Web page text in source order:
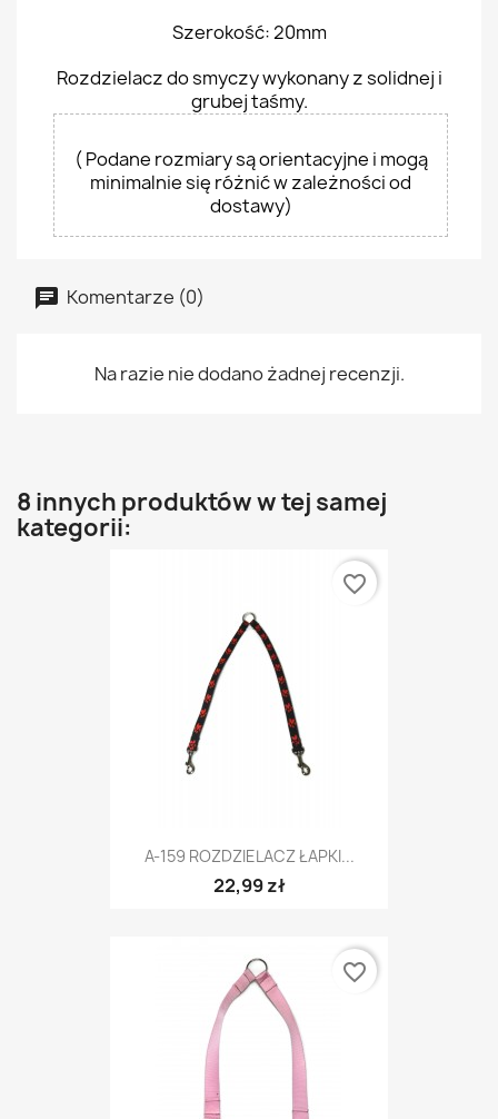
Szerokość: 20mm
Rozdzielacz do smyczy wykonany z solidnej i
grubej taśmy.
( Podane rozmiary są orientacyjne i mogą
minimalnie się różnić w zależności od
dostawy)
Komentarze (0)
Na razie nie dodano żadnej recenzji.
8 innych produktów w tej samej
kategorii:
A-159 ROZDZIELACZ ŁAPKI...
22,99 zł
favorite_border
favorite_border